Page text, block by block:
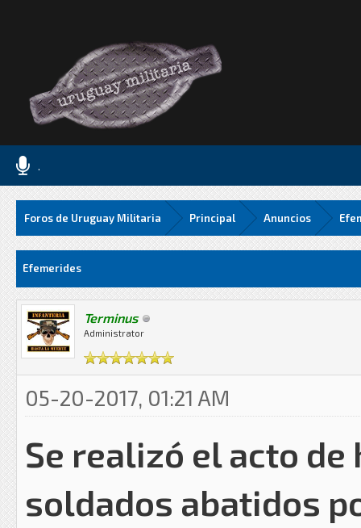
.
Foros de Uruguay Militaria Principal Anuncios
Efemerides
Terminus
Administrator
05-20-2017, 01:21 AM
Se realizó el acto
soldados abatidos